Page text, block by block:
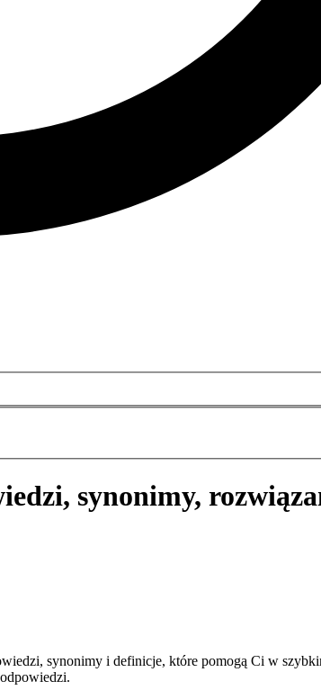
synonimy,
synonimy i definicje, które pomogą Ci w